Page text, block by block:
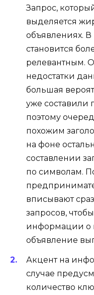
Запрос,
выделяется
объявлениях. В
становится
релевантным.
недостатки
большая
уже составили
поэтому
похожим
на фоне
составлении
по символам.
вписывают
запросов,
информации о
объявление
Акцент на
случае
количество